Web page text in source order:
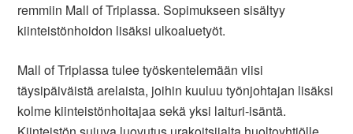
remmiin Mall of Triplassa. Sopimukseen sisältyy
kiinteistönhoidon lisäksi ulkoaluetyöt.
Mall of Triplassa tulee työskentelemään viisi
täysipäiväistä arelaista, joihin kuuluu työnjohtajan lisäksi
kolme kiinteistönhoitajaa sekä yksi laituri-isäntä.